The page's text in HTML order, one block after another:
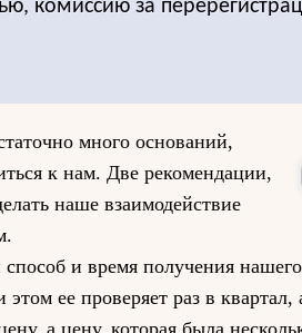
комиссию за
много оснований,
к нам. Две рекомендации,
наше взаимодействие
и время получения
этом ее проверяет раз в
а цену, которая была